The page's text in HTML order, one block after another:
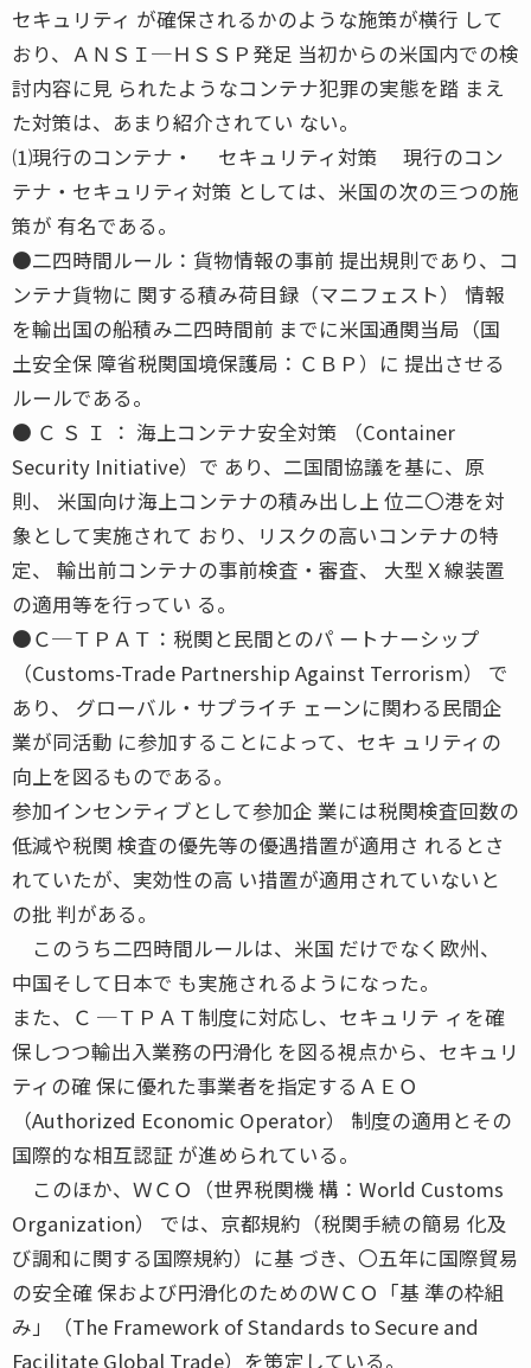
セキュリティ が確保されるかのような施策が横行 して
おり、ＡＮＳＩ─ＨＳＳＰ発足 当初からの米国内での検
討内容に見 られたようなコンテナ犯罪の実態を踏 まえ
た対策は、あまり紹介されてい ない。
⑴現行のコンテナ・ セキュリティ対策 現行のコン
テナ・セキュリティ対策 としては、米国の次の三つの施
策が 有名である。
●二四時間ルール：貨物情報の事前 提出規則であり、コ
ンテナ貨物に 関する積み荷目録（マニフェスト） 情報
を輸出国の船積み二四時間前 までに米国通関当局（国
土安全保 障省税関国境保護局：ＣＢＰ）に 提出させる
ルールである。
● Ｃ Ｓ Ｉ ： 海上コンテナ安全対策 （Container
Security Initiative）で あり、二国間協議を基に、原
則、 米国向け海上コンテナの積み出し上 位二〇港を対
象として実施されて おり、リスクの高いコンテナの特
定、 輸出前コンテナの事前検査・審査、 大型Ｘ線装置
の適用等を行ってい る。
●Ｃ─ＴＰＡＴ：税関と民間とのパ ートナーシップ
（Customs-Trade Partnership Against Terrorism） で
あり、 グローバル・サプライチ ェーンに関わる民間企
業が同活動 に参加することによって、セキ ュリティの
向上を図るものである。
参加インセンティブとして参加企 業には税関検査回数の
低減や税関 検査の優先等の優遇措置が適用さ れるとさ
れていたが、実効性の高 い措置が適用されていないと
の批 判がある。
このうち二四時間ルールは、米国 だけでなく欧州、
中国そして日本で も実施されるようになった。
また、Ｃ ─ＴＰＡＴ制度に対応し、セキュリテ ィを確
保しつつ輸出入業務の円滑化 を図る視点から、セキュリ
ティの確 保に優れた事業者を指定するＡＥＯ
（Authorized Economic Operator） 制度の適用とその
国際的な相互認証 が進められている。
このほか、ＷＣＯ（世界税関機 構：World Customs
Organization） では、京都規約（税関手続の簡易 化及
び調和に関する国際規約）に基 づき、〇五年に国際貿易
の安全確 保および円滑化のためのＷＣＯ「基 準の枠組
み」（The Framework of Standards to Secure and
Facilitate Global Trade）を策定している。